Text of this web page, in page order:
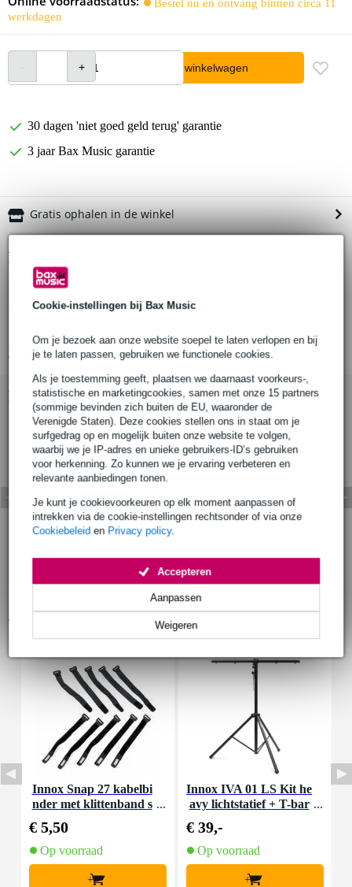
Cookie-instellingen bij Bax Music
Om je bezoek aan onze website soepel te laten verlopen en bij
je te laten passen, gebruiken we functionele cookies.
Als je toestemming geeft, plaatsen we daarnaast voorkeurs-,
statistische en marketingcookies, samen met onze 15 partners
(sommige bevinden zich buiten de EU, waaronder de
Verenigde Staten). Deze cookies stellen ons in staat om je
surfgedrag op en mogelijk buiten onze website te volgen,
waarbij we je IP-adres en unieke gebruikers-ID’s gebruiken
voor herkenning. Zo kunnen we je ervaring verbeteren en
relevante aanbiedingen tonen.
Je kunt je cookievoorkeuren op elk moment aanpassen of
intrekken via de cookie-instellingen rechtsonder of via onze
Cookiebeleid en Privacy policy.
Weigeren
Aanpassen
Accepteren
Bestel nu en ontvang binnen circa 11
werkdagen
In winkelwagen
30 dagen 'niet goed geld terug' garantie
3 jaar Bax Music garantie
Gratis ophalen in de winkel
Productinformatie
Aantal:
Materiaal:
Bekijk alle productspecificaties
Bekijk ook eens (3)
Accessoires (9)
Innox Snap 27 kabelbi
nder met klittenband s
€ 5,50
Op voorraad
+
Innox IVA 01 LS Kit he
avy lichtstatief + T-bar
€ 39,-
Op voorraad
+